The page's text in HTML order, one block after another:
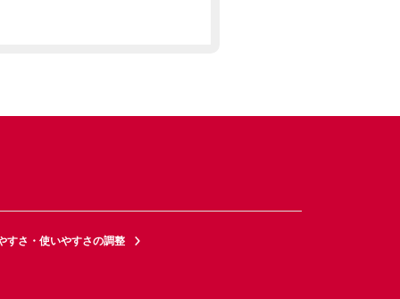
すさ・使いやすさの調整